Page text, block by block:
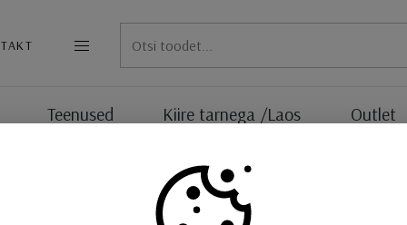
MENÜÜ
Teenused Kiire tarnega /Laos Outlet
tootjalt «BPM»